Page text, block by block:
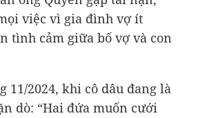
việc vì gia đình vợ ít
tình cảm giữa bố vợ và con
11/2024, khi cô dâu đang là
dò: “Hai đứa muốn cưới